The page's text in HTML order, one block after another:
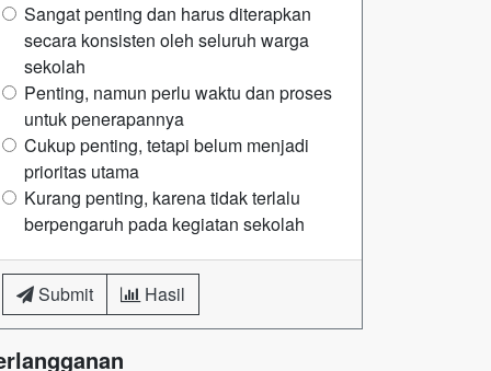
Sangat penting dan harus diterapkan
secara konsisten oleh seluruh warga
sekolah
Penting, namun perlu waktu dan proses
untuk penerapannya
Cukup penting, tetapi belum menjadi
prioritas utama
Kurang penting, karena tidak terlalu
berpengaruh pada kegiatan sekolah
Submit Hasil